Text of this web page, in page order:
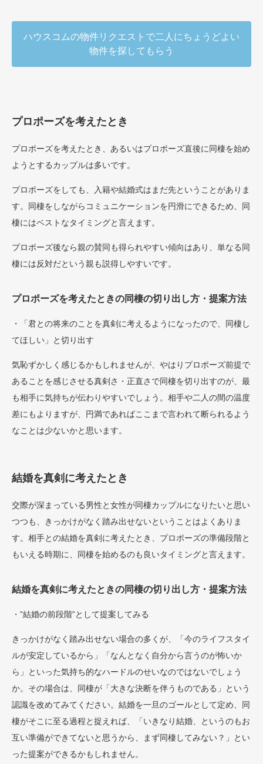
ハウスコムの物件リクエストで二人にちょうどよい
物件を探してもらう
プロポーズを考えたとき
プロポーズを考えたとき、あるいはプロポーズ直後に同棲を始め
ようとするカップルは多いです。
プロポーズをしても、入籍や結婚式はまだ先ということがありま
す。同棲をしながらコミュニケーションを円滑にできるため、同
棲にはベストなタイミングと言えます。
プロポーズ後なら親の賛同も得られやすい傾向はあり、単なる同
棲には反対だという親も説得しやすいです。
プロポーズを考えたときの同棲の切り出し方・提案方法
・「君との将来のことを真剣に考えるようになったので、同棲し
てほしい」と切り出す
気恥ずかしく感じるかもしれませんが、やはりプロポーズ前提で
あることを感じさせる真剣さ・正直さで同棲を切り出すのが、最
も相手に気持ちが伝わりやすいでしょう。相手や二人の間の温度
差にもよりますが、円満であればここまで言われて断られるよう
なことは少ないかと思います。
結婚を真剣に考えたとき
交際が深まっている男性と女性が同棲カップルになりたいと思い
つつも、きっかけがなく踏み出せないということはよくありま
す。相手との結婚を真剣に考えたとき、プロポーズの準備段階と
もいえる時期に、同棲を始めるのも良いタイミングと言えます。
結婚を真剣に考えたときの同棲の切り出し方・提案方法
・”結婚の前段階”として提案してみる
きっかけがなく踏み出せない場合の多くが、「今のライフスタイ
ルが安定しているから」「なんとなく自分から言うのが怖いか
ら」といった気持ち的なハードルのせいなのではないでしょう
か。その場合は、同棲が「大きな決断を伴うものである」という
認識を改めてみてください。結婚を一旦のゴールとして定め、同
棲がそこに至る過程と捉えれば、「いきなり結婚、というのもお
互い準備ができてないと思うから、まず同棲してみない？」とい
った提案ができるかもしれません。